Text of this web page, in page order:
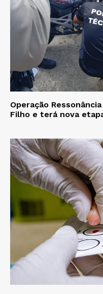
Operação
Filho e terá nova